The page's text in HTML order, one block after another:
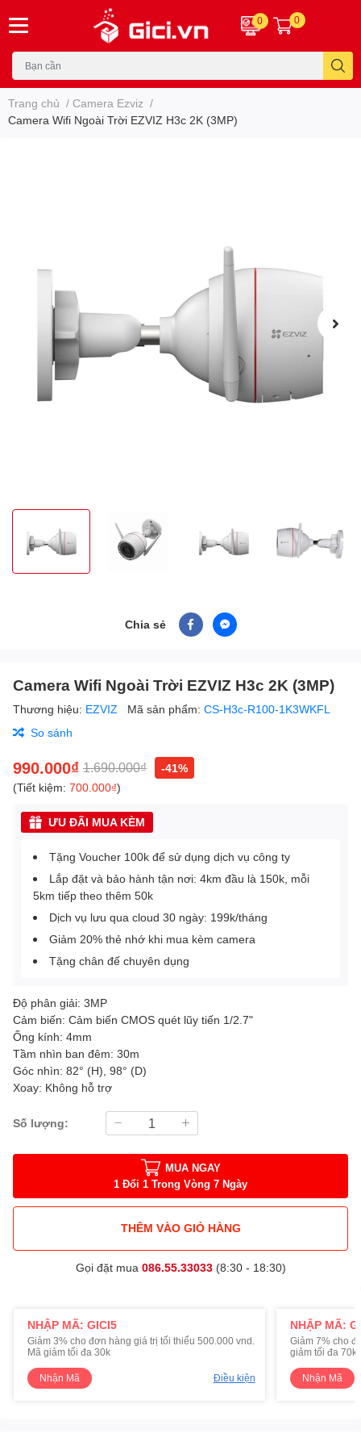
0 0
Trang chủ / Camera Ezviz /
Camera Wifi Ngoài Trời EZVIZ H3c 2K (3MP)
Chia sẻ
Camera Wifi Ngoài Trời EZVIZ H3c 2K (3MP)
Thương hiệu: EZVIZ Mã sản phẩm: CS-H3c-R100-1K3WKFL
So sánh
990.000₫ 1.690.000₫
-41%
(Tiết kiệm: 700.000₫)
ƯU ĐÃI MUA KÈM
Tặng Voucher 100k để sử dụng dịch vụ công ty
Lắp đặt và bảo hành tận nơi: 4km đầu là 150k, mỗi
5km tiếp theo thêm 50k
Dịch vụ lưu qua cloud 30 ngày: 199k/tháng
Giảm 20% thẻ nhớ khi mua kèm camera
Tặng chân đế chuyên dụng
Độ phân giải: 3MP
Cảm biến: Cảm biến CMOS quét lũy tiến 1/2.7"
Ống kính: 4mm
Tầm nhìn ban đêm: 30m
Góc nhìn: 82° (H), 98° (D)
Xoay: Không hỗ trợ
Số lượng:
MUA NGAY
1 Đổi 1 Trong Vòng 7 Ngày
THÊM VÀO GIỎ HÀNG
Gọi đặt mua 086.55.33033(8:30 - 18:30)
NHẬP MÃ: GICI5
Giảm 3% cho đơn hàng giá trị tối thiểu 500.000 vnd.
Mã giảm tối đa 30k
Nhận Mã Điều kiện
NHẬP MÃ:
Giảm 7% cho
giảm tối đa 70k
Nhận Mã